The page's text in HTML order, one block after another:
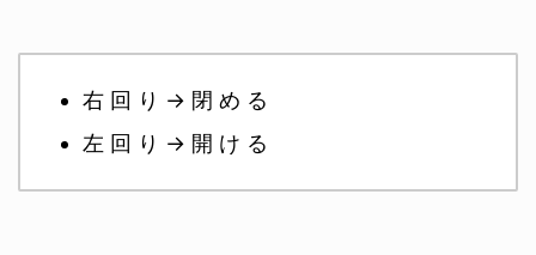
右 回 り → 閉 め る
左 回 り → 開 け る